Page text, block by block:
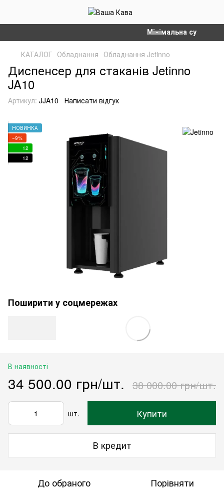
Мінімальна сума
КАТАЛОГ Обладнання Обладнання Jetinno
Диспенсер для стаканів Jetinno
JA10
Артикул: JJA10 Написати відгук
НОВИНКА
−9%
12
12
Поширити у соцмережах
В наявності
34 500.00 грн/шт. 38 000.00 грн/шт.
шт. Купити
В кредит
До обраного Порівняти